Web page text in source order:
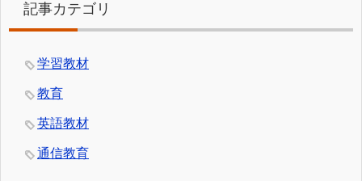
記事カテゴリ
学習教材
教育
英語教材
通信教育